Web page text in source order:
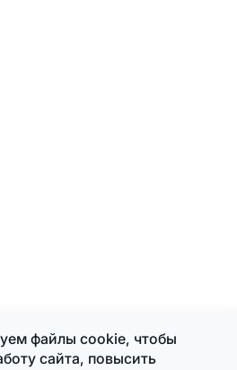
файлы cookie, чтобы
сайта, повысить